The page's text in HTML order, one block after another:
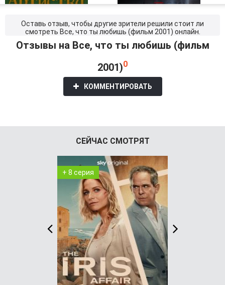
Оставь отзыв, чтобы другие зрители решили стоит ли
смотреть Все, что ты любишь (фильм 2001) онлайн.
Отзывы на Все, что ты любишь (фильм
2001)0
КОММЕНТИРОВАТЬ
СЕЙЧАС СМОТРЯТ
+ 8 серия